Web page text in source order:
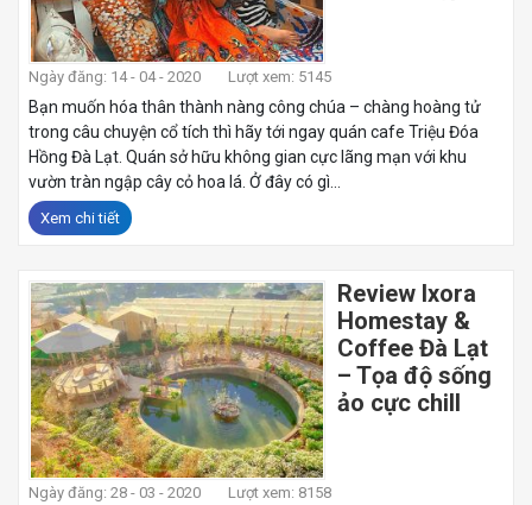
Ngày đăng: 14 - 04 - 2020 Lượt xem: 5145
Bạn muốn hóa thân thành nàng công chúa – chàng hoàng tử
trong câu chuyện cổ tích thì hãy tới ngay quán cafe Triệu Đóa
Hồng Đà Lạt. Quán sở hữu không gian cực lãng mạn với khu
vườn tràn ngập cây cỏ hoa lá. Ở đây có gì...
Xem chi tiết
Review Ixora
Homestay &
Coffee Đà Lạt
– Tọa độ sống
ảo cực chill
Ngày đăng: 28 - 03 - 2020 Lượt xem: 8158